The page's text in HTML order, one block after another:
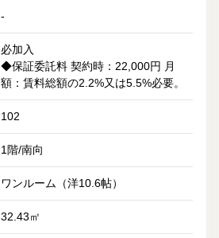
-
必加入
◆保証委託料 契約時：22,000円 月
額：賃料総額の2.2%又は5.5%必要。
102
1階/南向
ワンルーム（洋10.6帖）
32.43㎡